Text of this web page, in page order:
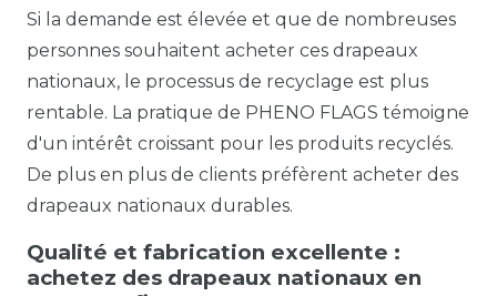
Si la demande est élevée et que de nombreuses
personnes souhaitent acheter ces drapeaux
nationaux, le processus de recyclage est plus
rentable. La pratique de PHENO FLAGS témoigne
d'un intérêt croissant pour les produits recyclés.
De plus en plus de clients préfèrent acheter des
drapeaux nationaux durables.
Qualité et fabrication excellente :
achetez des drapeaux nationaux en